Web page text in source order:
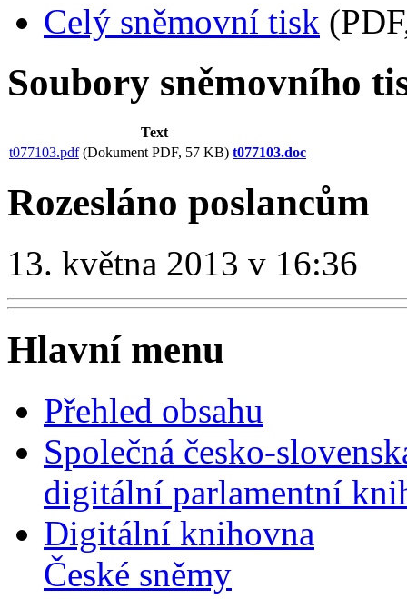
Celý sněmovní tisk
Soubory sněmovního
Text
t077103.pdf(Dokument PDF, 57 KB) t077103.doc
Rozesláno poslancům
13. května 2013 v 16:36
Hlavní menu
Přehled obsahu
Společná česko-
digitální parlamentní
Digitální knihovna
České sněmy